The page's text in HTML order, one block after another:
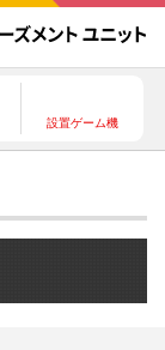
設置ゲーム機